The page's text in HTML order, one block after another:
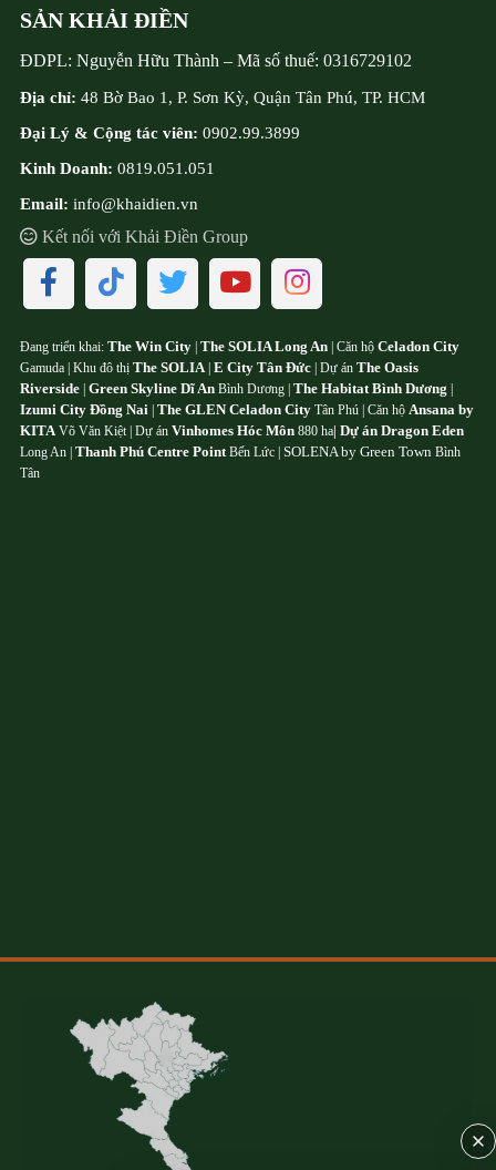
SẢN KHẢI ĐIỀN
ĐDPL: Nguyễn Hữu Thành – Mã số thuế: 0316729102
Địa chỉ: 48 Bờ Bao 1, P. Sơn Kỳ, Quận Tân Phú, TP. HCM
Đại Lý & Cộng tác viên: 0902.99.3899
Kinh Doanh: 0819.051.051
Email: info@khaidien.vn
Kết nối với Khải Điền Group
Đang triển khai: The Win City The SOLIA Long An | Căn hộ Celadon City
Gamuda | Khu đô thị The SOLIA| E City Tân Đức | Dự án The Oasis
Riverside Green Skyline Dĩ An Bình Dương | The Habitat Bình Dương
Izumi City Đồng Nai The GLEN Celadon City Tân Phú | Căn hộ Ansana by
KITAVõ Văn Kiệt | Dự án Vinhomes Hóc Môn 880 ha Dự án Dragon Eden
Long An | Thanh Phú Centre PointBến Lức | SOLENA by Green Town Bình
Tân